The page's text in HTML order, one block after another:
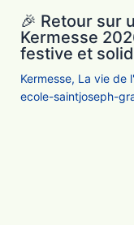
🎉 Retour sur
Kermesse
festive et
Kermesse, La vie de
ecole-saintjoseph-